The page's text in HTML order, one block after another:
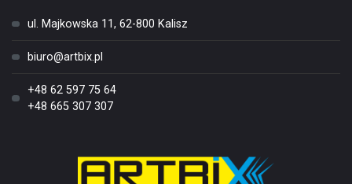
ul. Majkowska 11, 62-800 Kalisz
biuro@artbix.pl
+48 62 597 75 64
+48 665 307 307